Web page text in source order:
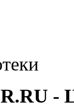
-